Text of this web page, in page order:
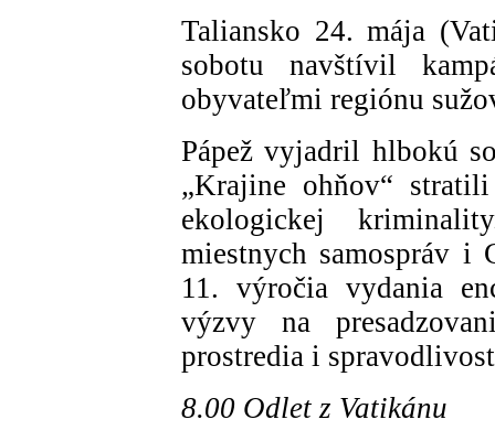
Taliansko 24. mája
sobotu navštívil
obyvateľmi regiónu
Pápež vyjadril hlbokú
„Krajine ohňov“
ekologickej
miestnych samospráv
11. výročia vydania
výzvy na
prostredia i
8.00 Odlet z Vatikánu